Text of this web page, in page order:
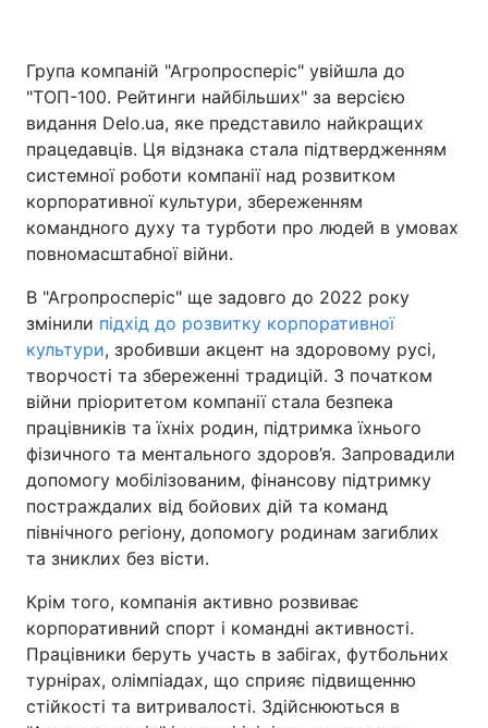
Група компаній "Агропросперіс" увійшла до
"ТОП-100. Рейтинги найбільших" за версією
видання Delo.ua, яке представило найкращих
працедавців. Ця відзнака стала підтвердженням
системної роботи компанії над розвитком
корпоративної культури, збереженням
командного духу та турботи про людей в умовах
повномасштабної війни.
В "Агропросперіс" ще задовго до 2022 року
змінили підхід до розвитку корпоративної
культури, зробивши акцент на здоровому русі,
творчості та збереженні традицій. З початком
війни пріоритетом компанії стала безпека
працівників та їхніх родин, підтримка їхнього
фізичного та ментального здоров’я. Запровадили
допомогу мобілізованим, фінансову підтримку
постраждалих від бойових дій та команд
північного регіону, допомогу родинам загиблих
та зниклих без вісти.
Крім того, компанія активно розвиває
корпоративний спорт і командні активності.
Працівники беруть участь в забігах, футбольних
турнірах, олімпіадах, що сприяє підвищенню
стійкості та витривалості. Здійснюються в